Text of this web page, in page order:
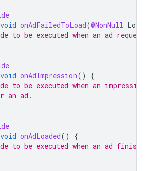
void onAdFailedToLoad(@NonNull
to be executed when an ad
void onAdImpression()
{
to be executed when an
an ad.
void onAdLoaded()
{
to be executed when an ad